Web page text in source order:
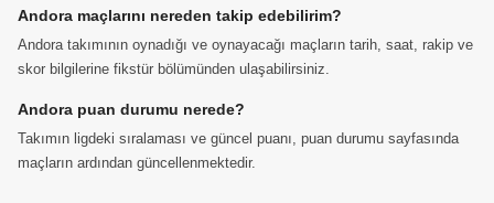
Andora maçlarını nereden takip edebilirim?
Andora takımının oynadığı ve oynayacağı maçların tarih, saat, rakip ve
skor bilgilerine fikstür bölümünden ulaşabilirsiniz.
Andora puan durumu nerede?
Takımın ligdeki sıralaması ve güncel puanı, puan durumu sayfasında
maçların ardından güncellenmektedir.